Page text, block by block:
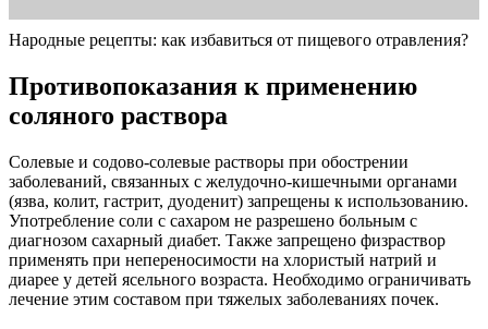
Народные рецепты: как избавиться от пищевого отравления?
Противопоказания к применению
соляного раствора
Солевые и содово-солевые растворы при обострении
заболеваний, связанных с желудочно-кишечными органами
(язва, колит, гастрит, дуоденит) запрещены к использованию.
Употребление соли с сахаром не разрешено больным с
диагнозом сахарный диабет. Также запрещено физраствор
применять при непереносимости на хлористый натрий и
диарее у детей ясельного возраста. Необходимо ограничивать
лечение этим составом при тяжелых заболеваниях почек.